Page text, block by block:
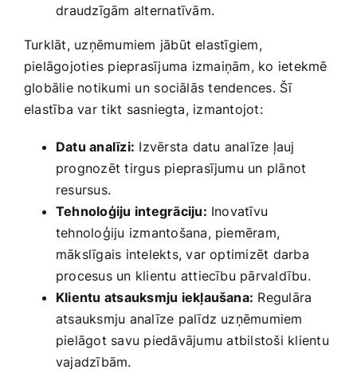
⁢draudzīgām alternatīvām.
Turklāt, uzņēmumiem jābūt ‍elastīgiem,
‍pielāgojoties pieprasījuma ⁢izmaiņām, ko ietekmē
globālie notikumi un⁤ sociālās tendences. Šī
elastība var⁢ tikt sasniegta, izmantojot:
Datu analīzi: Izvērsta datu analīze ļauj
prognozēt tirgus pieprasījumu un ‌plānot
resursus.
Tehnoloģiju integrāciju: Inovatīvu
tehnoloģiju izmantošana, piemēram,
mākslīgais intelekts, var optimizēt ‌darba
procesus un klientu ‌attiecību pārvaldību.
Klientu atsauksmju iekļaušana: Regulāra
atsauksmju analīze‌ palīdz uzņēmumiem
pielāgot savu piedāvājumu ⁤atbilstoši klientu
vajadzībām.